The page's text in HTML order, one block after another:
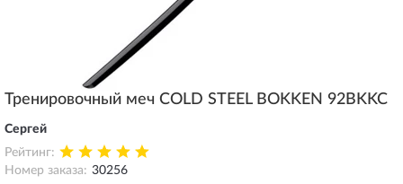
Тренировочный меч COLD STEEL BOKKEN 92BKKC
Сергей
Рейтинг:
Номер заказа: 30256